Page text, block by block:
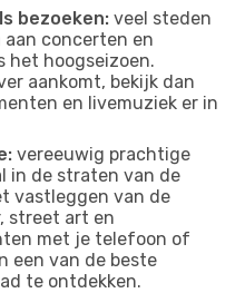
bezoeken: veel steden
aan concerten en
hoogseizoen.
aankomt, bekijk dan
en livemuziek er in
vereeuwig prachtige
in de straten van de
vastleggen van de
street art en
met je telefoon of
een van de beste
te ontdekken.